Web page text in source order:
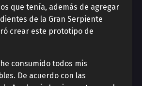
que tenía, además de agregar
de la Gran Serpiente
crear este prototipo de
consumido todos mis
De acuerdo con las